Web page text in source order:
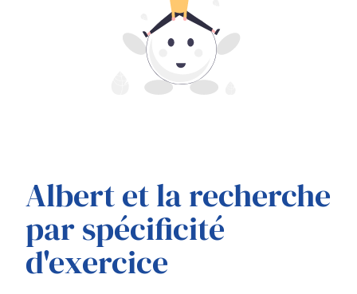
Albert et la recherche
par spécificité
d'exercice